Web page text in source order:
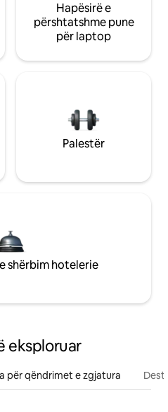
Hapësirë e
përshtatshme pune
për laptop
Palestër
shërbim hotelerie
eksploruar
për qëndrimet e zgjatura